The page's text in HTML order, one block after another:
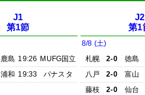
J1
第1節
鹿島 19:26 MUFG国立
浦和 19:33
パナスタ
J2
第1
8/8 (土)
札幌
2-0
徳島
八戸
2-0
富山
藤枝
2-0
仙台